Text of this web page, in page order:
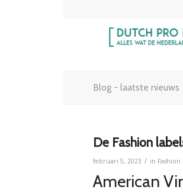
Blog - laatste nieuws
De Fashion
februari 5, 2023 / in Fashion
American